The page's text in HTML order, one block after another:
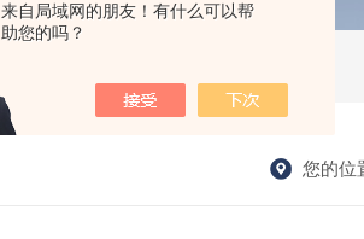
来自局域网的朋友！有什么可以帮
助您的吗？
您的位